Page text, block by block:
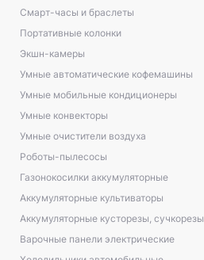
Смарт-часы и браслеты
Портативные колонки
Экшн-камеры
Умные автоматические кофемашины
Умные мобильные кондиционеры
Умные конвекторы
Умные очистители воздуха
Роботы-пылесосы
Газонокосилки аккумуляторные
Аккумуляторные культиваторы
Аккумуляторные кусторезы, сучкорезы
Варочные панели электрические